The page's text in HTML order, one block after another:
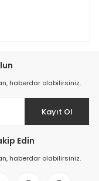
haberdar olabilirsiniz.
Kayıt Ol
Edin
haberdar olabilirsiniz.